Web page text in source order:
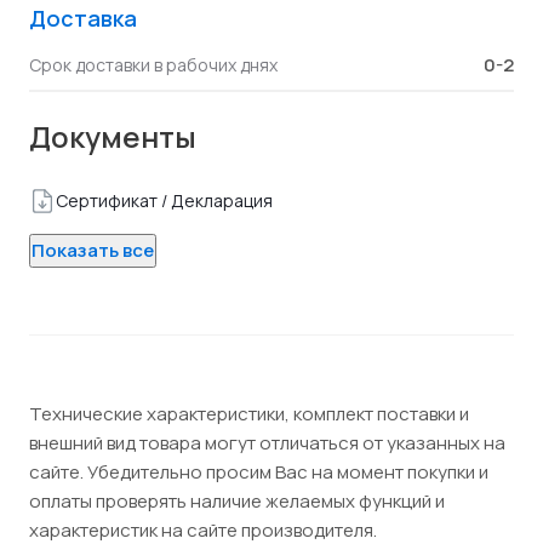
Доставка
Срок доставки в рабочих днях 0-2
Документы
Сертификат / Декларация
Показать все
Технические характеристики, комплект поставки и
внешний вид товара могут отличаться от указанных на
сайте. Убедительно просим Вас на момент покупки и
оплаты проверять наличие желаемых функций и
характеристик на сайте производителя.